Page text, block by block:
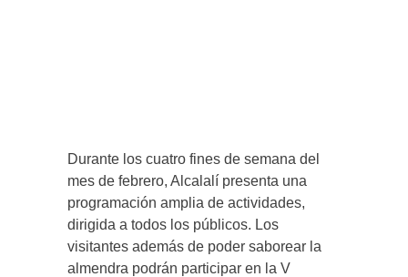
Durante los cuatro fines de semana del
mes de febrero, Alcalalí presenta una
programación amplia de actividades,
dirigida a todos los públicos. Los
visitantes además de poder saborear la
almendra podrán participar en la V